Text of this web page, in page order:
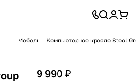
Мебель Компьютерное кресло Stool
9 990 ₽